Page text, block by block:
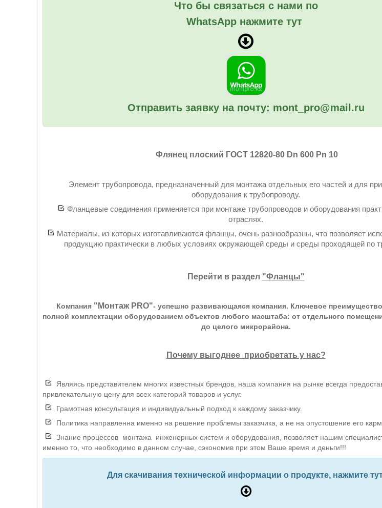
Что бы связаться с нами по
WhatsApp нажмите тут
Отправить заявку на почту: mont_pro@mail.ru
Флянец плоский ГОСТ 12820-80 Dn 600 Pn 10
Элемент трубопровода, предназначенный для монтажа отдельных его частей и для
оборудования к трубопроводу.
Фланцевые соединения применяется при монтаже трубопроводов и оборудования
отраслях.
Материалы, из которых изготавливаются фланцы, очень разнообразны, что позволяет
продукцию практически в любых условиях окружающей среды и среды проходящей по
Перейти в раздел "Фланцы"
Компания "Монтаж PRO"- успешно развивающаяся компания. Ключевое
полной комплектации оборудованием объектов любого масштаба: от отдельного
до целого микрорайона.
Почему выгоднее приобретать у нас?
Являясь представителем многих известных брендов, наша компания на рынке всегда
привлекательную цену для всех категорий товаров и услуг.
Грамотная консультация и индивидуальный подход к каждому заказчику.
Политика направленна именно на решение проблемы заказчика, а не на опустошение его
Знание процессов монтажа инженерных систем и оборудования, позволяет нашим
именно то, что необходимо в данном случае, сэкономив при этом Ваше время и деньги!!!
Для скачивания технической информации о продукте, нажмите